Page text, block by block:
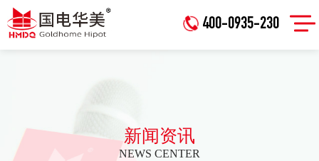
400-0935-230
新闻资讯
NEWS CENTER